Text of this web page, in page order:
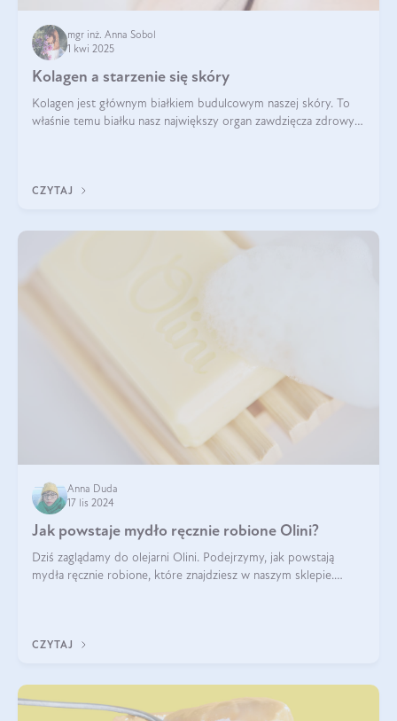
mgr inż. Anna Sobol
1 kwi 2025
Kolagen a starzenie się skóry
Kolagen jest głównym białkiem budulcowym naszej skóry. To
właśnie temu białku nasz największy organ zawdzięcza zdrowy
CZYTAJ
Anna Duda
17 lis 2024
Jak powstaje mydło ręcznie robione Olini?
Dziś zaglądamy do olejarni Olini. Podejrzymy, jak powstają
mydła ręcznie robione, które znajdziesz w naszym sklepie.
CZYTAJ